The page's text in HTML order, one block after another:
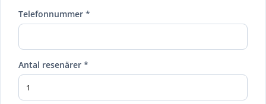
Telefonnummer *
Antal resenärer *